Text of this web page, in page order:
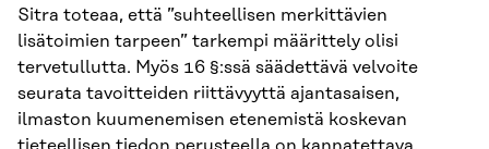
Sitra toteaa, että ”suhteellisen merkittävien
lisätoimien tarpeen” tarkempi määrittely olisi
tervetullutta. Myös 16 §:ssä säädettävä velvoite
seurata tavoitteiden riittävyyttä ajantasaisen,
ilmaston kuumenemisen etenemistä koskevan